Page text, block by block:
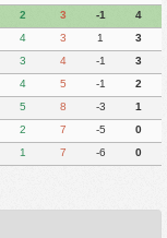
2 3 -1
4
4 3 1
3
3 4 -1
3
4 5 -1
2
5 8 -3
1
2 7 -5
0
1 7 -6 0